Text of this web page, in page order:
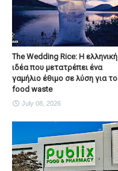
The Wedding Rice: Η ελληνική
ιδέα που μετατρέπει ένα
γαμήλιο έθιμο σε λύση για το
food waste
July 08, 2026